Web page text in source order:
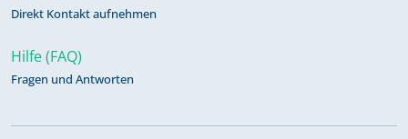
Direkt Kontakt aufnehmen
Hilfe (FAQ)
Fragen und Antworten